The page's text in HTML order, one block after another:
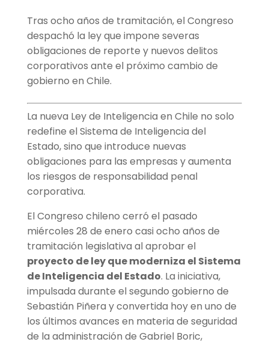
Tras ocho años de tramitación, el Congreso
despachó la ley que impone severas
obligaciones de reporte y nuevos delitos
corporativos ante el próximo cambio de
gobierno en Chile.
La nueva Ley de Inteligencia en Chile no solo
redefine el Sistema de Inteligencia del
Estado, sino que introduce nuevas
obligaciones para las empresas y aumenta
los riesgos de responsabilidad penal
corporativa.
El Congreso chileno cerró el pasado
miércoles 28 de enero casi ocho años de
tramitación legislativa al aprobar el
proyecto de ley que moderniza el Sistema
de Inteligencia del Estado. La iniciativa,
impulsada durante el segundo gobierno de
Sebastián Piñera y convertida hoy en uno de
los últimos avances en materia de seguridad
de la administración de Gabriel Boric,